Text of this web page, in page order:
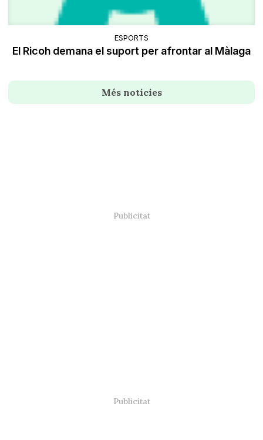
ESPORTS
El Ricoh demana el suport per afrontar al Màlaga
Més notícies